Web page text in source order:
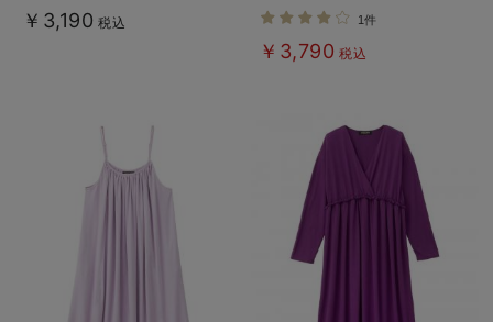
【出産後も長く使える】fairy（フェ
アリー）
￥3,190 税込
ル・ホームウェア・大きいサイズ
1件
￥3,790 税込